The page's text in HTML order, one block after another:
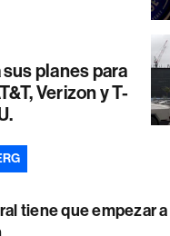
planes para
Verizon y T-
tiene que empezar